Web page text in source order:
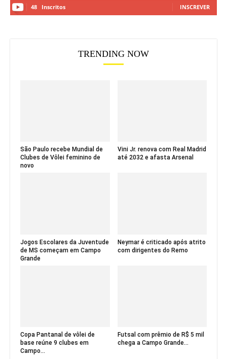
48 Inscritos INSCREVER
TRENDING NOW
São Paulo recebe Mundial de
Clubes de Vôlei feminino de
novo
Vini Jr. renova com Real Madrid
até 2032 e afasta Arsenal
Jogos Escolares da Juventude
de MS começam em Campo
Grande
Neymar é criticado após atrito
com dirigentes do Remo
Copa Pantanal de vôlei de
base reúne 9 clubes em
Campo...
Futsal com prêmio de R$ 5 mil
chega a Campo Grande...